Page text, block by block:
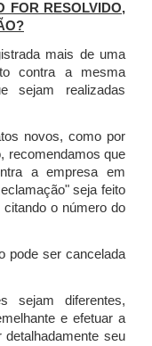
FOR RESOLVIDO,
mais de uma
contra a mesma
sejam realizadas
novos, como por
recomendamos que
a empresa em
seja feito
citando o número do
pode ser cancelada
sejam diferentes,
e efetuar a
seu